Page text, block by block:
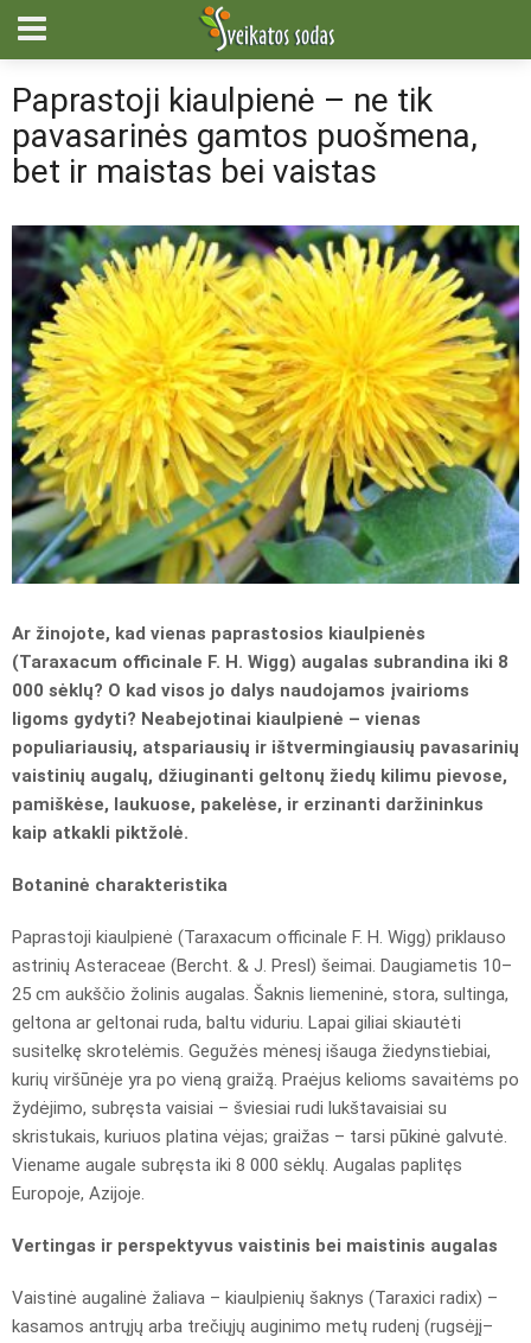
Paprastoji kiaulpienė – ne tik
pavasarinės gamtos puošmena,
bet ir maistas bei vaistas
Ar žinojote, kad vienas paprastosios kiaulpienės
(Taraxacum officinale F. H. Wigg) augalas subrandina iki 8
000 sėklų? O kad visos jo dalys naudojamos įvairioms
ligoms gydyti? Neabejotinai kiaulpienė – vienas
populiariausių, atspariausių ir ištvermingiausių pavasarinių
vaistinių augalų, džiuginanti geltonų žiedų kilimu pievose,
pamiškėse, laukuose, pakelėse, ir erzinanti daržininkus
kaip atkakli piktžolė.
Botaninė charakteristika
Paprastoji kiaulpienė (Taraxacum officinale F. H. Wigg) priklauso
astrinių Asteraceae (Bercht. & J. Presl) šeimai. Daugiametis 10–
25 cm aukščio žolinis augalas. Šaknis liemeninė, stora, sultinga,
geltona ar geltonai ruda, baltu viduriu. Lapai giliai skiautėti
susitelkę skrotelėmis. Gegužės mėnesį išauga žiedynstiebiai,
kurių viršūnėje yra po vieną graižą. Praėjus kelioms savaitėms po
žydėjimo, subręsta vaisiai – šviesiai rudi lukštavaisiai su
skristukais, kuriuos platina vėjas; graižas – tarsi pūkinė galvutė.
Viename augale subręsta iki 8 000 sėklų. Augalas paplitęs
Europoje, Azijoje.
Vertingas ir perspektyvus vaistinis bei maistinis augalas
Vaistinė augalinė žaliava – kiaulpienių šaknys (Taraxici radix) –
kasamos antrųjų arba trečiųjų auginimo metų rudenį (rugsėjį–